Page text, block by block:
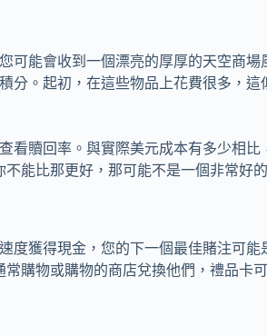
可能會收到一個漂亮的厚厚的天空商
分。起初，在這些物品上花費很多，
看贖回率。與實際美元成本有多少相
能比那更好，那可能不是一個非常好
度獲得現金，您的下一個最佳賭注可
購物或購物的商店兌換他們，禮品卡